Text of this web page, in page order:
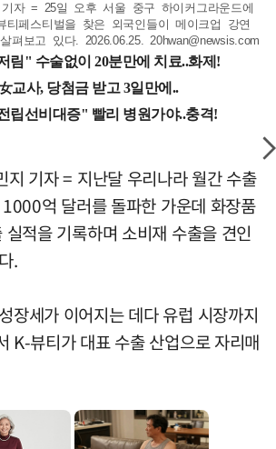
자 = 25일 오후 서울 중구 하이커그라운드에
티페스티벌을 찾은 외국인들이 메이크업 강연
펴보고 있다. 2026.06.25.20hwan@newsis.com
지 기자 = 지난달 우리나라 월간 수출
억 달러를 돌파한 가운데 화장품
적을 기록하며 소비재 수출을 견인
.
장세가 이어지는 데다 유럽 시장까지
K-뷰티가 대표 수출 산업으로 자리매